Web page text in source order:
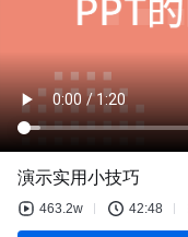
演示实用小技巧
463.2w 42:48